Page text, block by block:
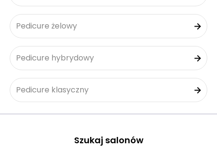
Pedicure żelowy
Pedicure hybrydowy
Pedicure klasyczny
Szukaj salonów